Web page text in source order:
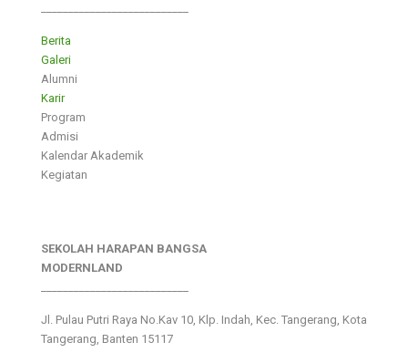
Berita
Galeri
Alumni
Karir
Program
Admisi
Kalendar Akademik
Kegiatan
SEKOLAH HARAPAN BANGSA
MODERNLAND
Jl. Pulau Putri Raya No.Kav 10, Klp. Indah, Kec. Tangerang, Kota
Tangerang, Banten 15117